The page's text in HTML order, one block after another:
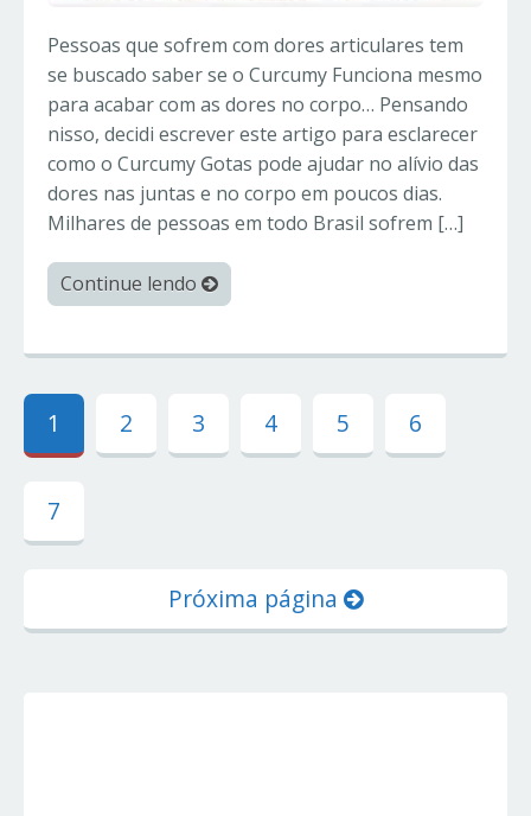
Pessoas que sofrem com dores articulares tem
se buscado saber se o Curcumy Funciona mesmo
para acabar com as dores no corpo… Pensando
nisso, decidi escrever este artigo para esclarecer
como o Curcumy Gotas pode ajudar no alívio das
dores nas juntas e no corpo em poucos dias.
Milhares de pessoas em todo Brasil sofrem […]
Continue lendo
1 2 3 4 5 6
7
Próxima página